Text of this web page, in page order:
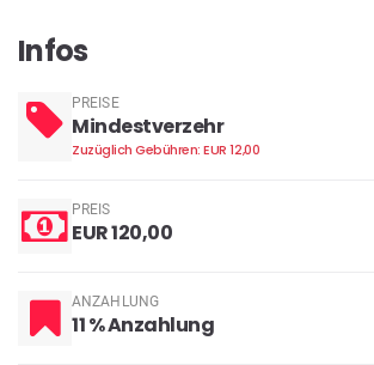
Infos
PREISE
Mindestverzehr
Zuzüglich Gebühren: EUR 12,00
PREIS
EUR 120,00
ANZAHLUNG
11 % Anzahlung